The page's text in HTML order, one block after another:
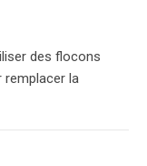
des flocons
remplacer la